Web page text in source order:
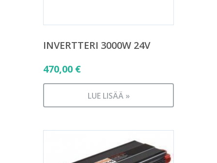
INVERTTERI 3000W 24V
470,00 €
LUE LISÄÄ »